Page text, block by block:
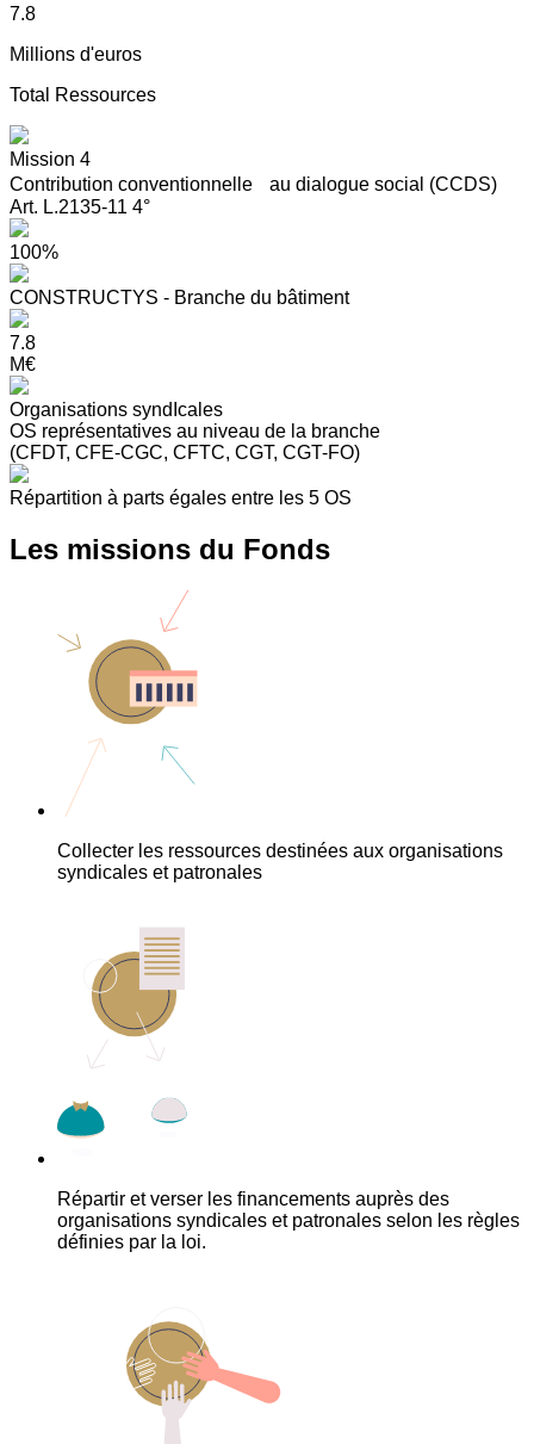
7.8
Millions d'euros
Total Ressources
Mission 4
Contribution conventionnelle au dialogue social (CCDS)
Art. L.2135-11 4°
100%
CONSTRUCTYS - Branche du bâtiment
7.8
M€
Organisations syndIcales
OS représentatives au niveau de la branche
(CFDT, CFE-CGC, CFTC, CGT, CGT-FO)
Répartition à parts égales entre les 5 OS
Les missions du Fonds
Collecter les ressources destinées aux organisations
syndicales et patronales
Répartir et verser les financements auprès des
organisations syndicales et patronales selon les règles
définies par la loi.